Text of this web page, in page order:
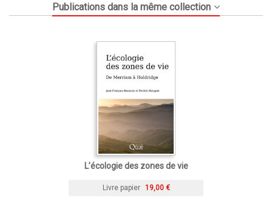
Publications dans la même collection
L’écologie des zones de vie
Livre papier 19,00 €